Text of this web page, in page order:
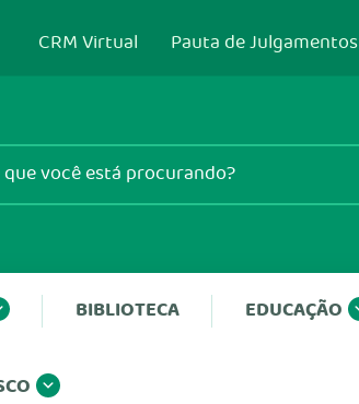
CRM Virtual Pauta de Julgamentos
BIBLIOTECA EDUCAÇÃO